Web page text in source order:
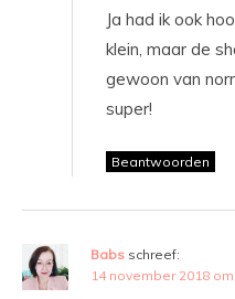
Ja had ik ook
klein, maar de
gewoon van
super!
Beantwoorden
Babs schreef:
14 november 2018